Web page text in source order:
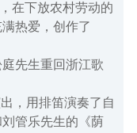
在下放农村劳动的
热爱，创作了
先生重回浙江歌
，用排笛演奏了自
管乐先生的《荫